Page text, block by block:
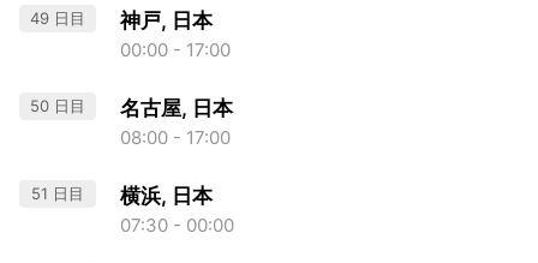
49 日目 神戸, 日本
00:00 - 17:00
50 日目 名古屋, 日本
08:00 - 17:00
51 日目 横浜, 日本
07:30 - 00:00